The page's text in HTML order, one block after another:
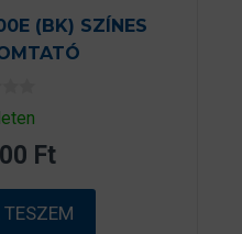
(BK) SZÍNES
Ft